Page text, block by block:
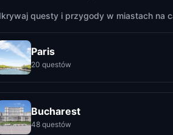
questy i przygody w miastach na
Paris
20 questów
Bucharest
48 questów